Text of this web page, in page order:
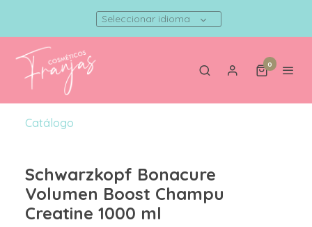
Seleccionar idioma
0
Catálogo
Schwarzkopf Bonacure
Volumen Boost Champu
Creatine 1000 ml